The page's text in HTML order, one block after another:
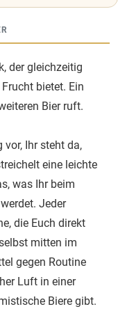
der gleichzeitig
bietet. Ein
Bier ruft.
Ihr steht da,
eine leichte
was Ihr beim
Jeder
die Euch direkt
mitten im
gegen Routine
Luft in einer
Biere gibt.